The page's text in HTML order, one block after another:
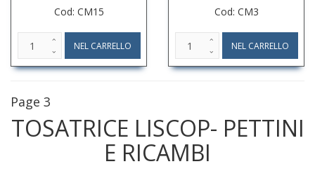
Cod: CM15
Cod: CM3
Page 3
TOSATRICE LISCOP- PETTINI
E RICAMBI